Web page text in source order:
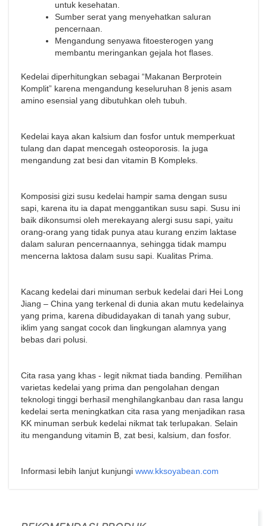
untuk kesehatan.
Sumber serat yang menyehatkan saluran
pencernaan.
Mengandung senyawa fitoesterogen yang
membantu meringankan gejala hot flases.
Kedelai diperhitungkan sebagai “Makanan Berprotein
Komplit” karena mengandung keseluruhan 8 jenis asam
amino esensial yang dibutuhkan oleh tubuh.
Kedelai kaya akan kalsium dan fosfor untuk memperkuat
tulang dan dapat mencegah osteoporosis. Ia juga
mengandung zat besi dan vitamin B Kompleks.
Komposisi gizi susu kedelai hampir sama dengan susu
sapi, karena itu ia dapat menggantikan susu sapi. Susu ini
baik dikonsumsi oleh merekayang alergi susu sapi, yaitu
orang-orang yang tidak punya atau kurang enzim laktase
dalam saluran pencernaannya, sehingga tidak mampu
mencerna laktosa dalam susu sapi. Kualitas Prima.
Kacang kedelai dari minuman serbuk kedelai dari Hei Long
Jiang – China yang terkenal di dunia akan mutu kedelainya
yang prima, karena dibudidayakan di tanah yang subur,
iklim yang sangat cocok dan lingkungan alamnya yang
bebas dari polusi.
Cita rasa yang khas - legit nikmat tiada banding. Pemilihan
varietas kedelai yang prima dan pengolahan dengan
teknologi tinggi berhasil menghilangkanbau dan rasa langu
kedelai serta meningkatkan cita rasa yang menjadikan rasa
KK minuman serbuk kedelai nikmat tak terlupakan. Selain
itu mengandung vitamin B, zat besi, kalsium, dan fosfor.
Informasi lebih lanjut kunjungi www.kksoyabean.com